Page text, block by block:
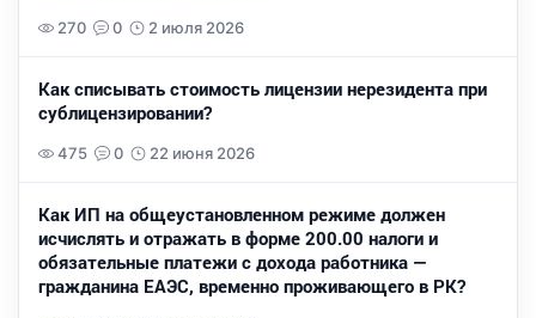
270 0 2 июля 2026
Как списывать стоимость лицензии нерезидента при
сублицензировании?
475 0 22 июня 2026
Как ИП на общеустановленном режиме должен
исчислять и отражать в форме 200.00 налоги и
обязательные платежи с дохода работника —
гражданина ЕАЭС, временно проживающего в РК?